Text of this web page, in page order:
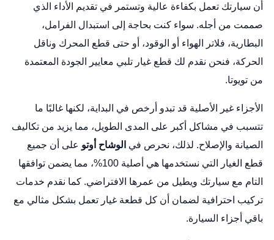
أن سيارتك تعمل بكفاءة عالية وتستمر في تقديم الأداء الذي
صممت من أجله. سواء كنت بحاجة إلى استبدال الفرامل،
البطارية، فلاتر الهواء أو الوقود، أو حتى قطع المحرك وناقل
الحركة، فنحن نقدم لك قطع غيار تلبي معايير الجودة المعتمدة
من تويوتا.
الأجزاء غير الأصلية قد تبدو أرخص في البداية، لكنها غالبًا ما
تتسبب في مشاكل أكبر على المدى الطويل، مما يزيد من تكاليف
الصيانة والإصلاح. لذلك، نحرص في الوشاح أوتو على أن جميع
قطع الغيار التي نستخدمها هي أصلية 100%، مما يضمن توافقها
التام مع سيارتك ويطيل من عمرها الافتراضي. كما نقدم خدمات
تركيب احترافية لضمان أن كل قطعة غيار تعمل بشكل مثالي مع
باقي أجزاء السيارة.